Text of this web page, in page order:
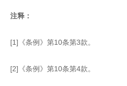
注释：
[1]《条例》第10条第3款。
[2]《条例》第10条第4款。